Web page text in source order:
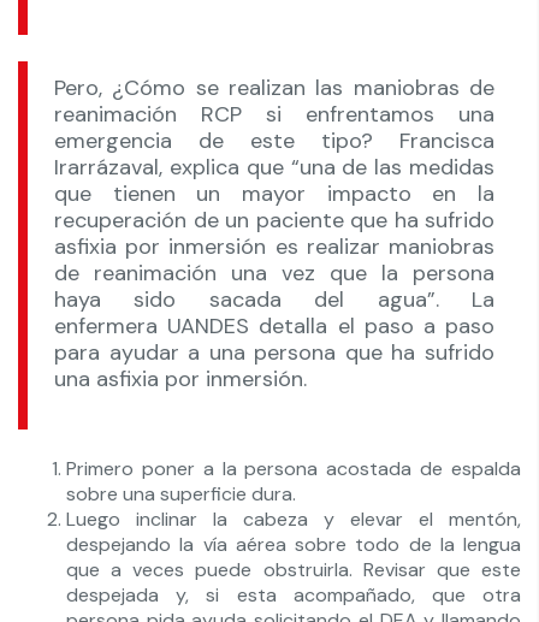
Pero, ¿Cómo se realizan las maniobras de
reanimación RCP si enfrentamos una
emergencia de este tipo? Francisca
Irarrázaval, explica que “una de las medidas
que tienen un mayor impacto en la
recuperación de un paciente que ha sufrido
asfixia por inmersión es realizar maniobras
de reanimación una vez que la persona
haya sido sacada del agua”. La
enfermera UANDES detalla el paso a paso
para ayudar a una persona que ha sufrido
una asfixia por inmersión.
Primero poner a la persona acostada de espalda
sobre una superficie dura.
Luego inclinar la cabeza y elevar el mentón,
despejando la vía aérea sobre todo de la lengua
que a veces puede obstruirla. Revisar que este
despejada y, si esta acompañado, que otra